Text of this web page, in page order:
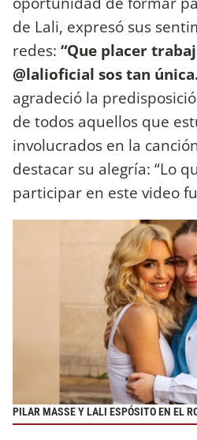
de Lali, expresó sus
redes: “Que placer
@lalioficial sos tan
agradeció la
de todos aquellos que
involucrados en la
destacar su alegría: “Lo
participar en este video
PILAR MASSE Y LALI ESPÓSITO EN EL